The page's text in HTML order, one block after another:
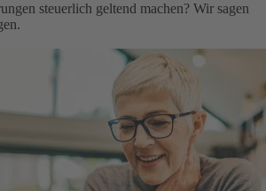
steuerlich geltend machen? Wir sagen